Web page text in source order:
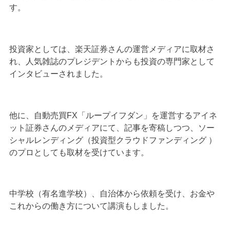
す。
投資家としては、楽天証券さんの運営メディアに取材さ
れ、人気雑誌のプレジデントからも投資の専門家として
インタビューされました。
他に、自動売買FX「ループイフダン」を運営するアイネ
ット証券さんのメディアにて、記事を寄稿しつつ、ソー
シャルレンディング（投資型クラウドファンディング ）
のプロとしても取材を受けています。
中学校（有名進学校）、自治体から依頼を受け、お金や
これからの働き方について講演もしました。